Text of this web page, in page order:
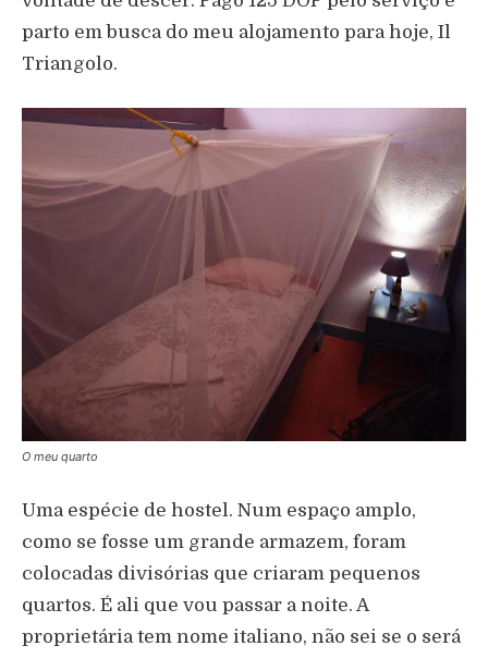
parto em busca do meu alojamento para hoje, Il
Triangolo.
O meu quarto
Uma espécie de hostel. Num espaço amplo,
como se fosse um grande armazem, foram
colocadas divisórias que criaram pequenos
quartos. É ali que vou passar a noite. A
proprietária tem nome italiano, não sei se o será